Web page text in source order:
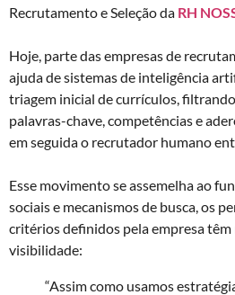
Recrutamento e Seleção da RH
Hoje, parte das empresas de
ajuda de sistemas de inteligência
triagem inicial de currículos,
palavras-chave, competências e
em seguida o recrutador humano
Esse movimento se assemelha ao
sociais e mecanismos de busca, os
critérios definidos pela empresa têm
visibilidade:
“Assim como usamos